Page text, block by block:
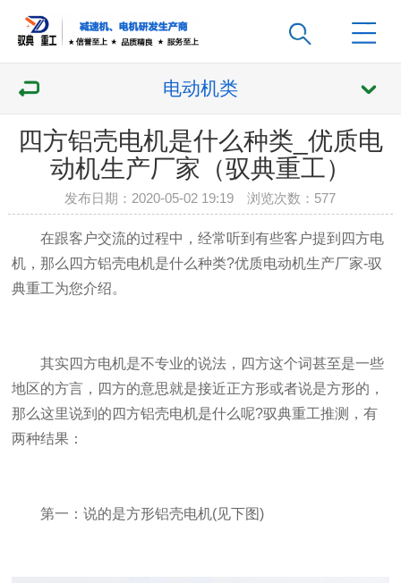
电动机类
四方铝壳电机是什么种类_优质电
动机生产厂家（驭典重工）
发布日期：2020-05-02 19:19 浏览次数： 577
在跟客户交流的过程中，经常听到有些客户提到四方电
机，那么四方铝壳电机是什么种类?优质电动机生产厂家-驭
典重工为您介绍。
其实四方电机是不专业的说法，四方这个词甚至是一些
地区的方言，四方的意思就是接近正方形或者说是方形的，
那么这里说到的四方铝壳电机是什么呢?驭典重工推测，有
两种结果：
第一：说的是方形铝壳电机(见下图)